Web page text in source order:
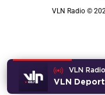
VLN Radio
VLN
VLN Radio ©